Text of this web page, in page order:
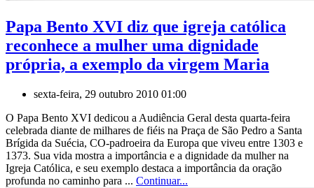
Papa Bento XVI diz que igreja católica
reconhece a mulher uma dignidade
própria, a exemplo da virgem Maria
sexta-feira, 29 outubro 2010 01:00
O Papa Bento XVI dedicou a Audiência Geral desta quarta-feira
celebrada diante de milhares de fiéis na Praça de São Pedro a Santa
Brígida da Suécia, CO-padroeira da Europa que viveu entre 1303 e
1373. Sua vida mostra a importância e a dignidade da mulher na
Igreja Católica, e seu exemplo destaca a importância da oração
profunda no caminho para ... Continuar...